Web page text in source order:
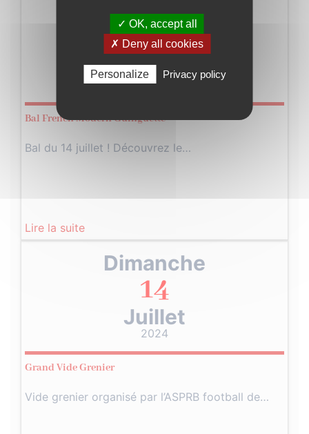
Dimanche
14
Juillet
2024
Bal French Modern Guinguette
Bal du 14 juillet ! Découvrez le…
Lire la suite
Dimanche
14
Juillet
2024
Grand Vide Grenier
Vide grenier organisé par l’ASPRB football de…
✓ OK, accept all
✗ Deny all cookies
Personalize Privacy policy